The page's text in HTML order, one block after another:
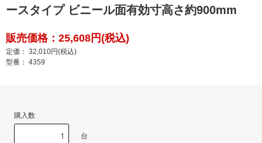
ースタイプ ビニール面有効寸高さ約900mm
販売価格：25,608円(税込)
定価： 32,010円(税込)
型番： 4359
購入数
台